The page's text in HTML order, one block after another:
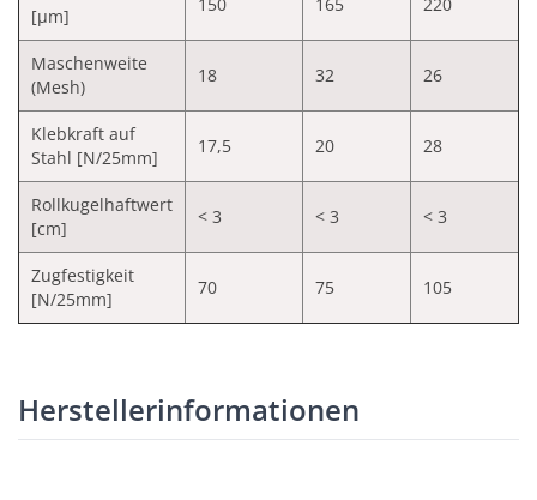
[µm]
Maschenweite
(Mesh)
18 32 26
Klebkraft auf
Stahl [N/25mm]
17,5 20 28
Rollkugelhaftwert
[cm]
< 3 < 3 < 3
Zugfestigkeit
[N/25mm]
70 75 105
Herstellerinformationen